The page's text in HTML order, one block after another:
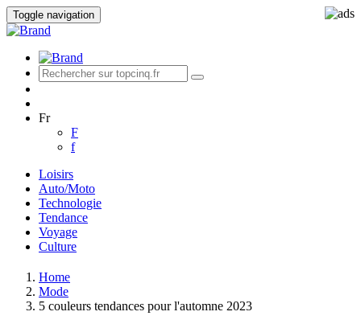
Toggle navigation
Fr
F
f
Loisirs
Auto/Moto
Technologie
Tendance
Voyage
Culture
Home
Mode
5 couleurs tendances pour l'automne 2023